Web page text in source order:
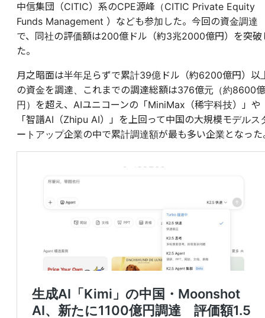
中信集団（CITIC）系のCPE源峰（CITIC Private Equity
Funds Management ）なども参加した。今回の資金調達
で、同社の評価額は200億ドル（約3兆2000億円）を突破
た。
月之暗面は半年足らずで累計39億ドル（約6200億円）以
の資金を調達、これまでの調達総額は376億元（約8600億
円）を超え、AIユニコーンの「MiniMax（稀宇科技）」や
「智譜AI（Zhipu AI）」を上回って中国の大規模モデルス
ートアップ企業の中で累計調達額が最も多い企業となった